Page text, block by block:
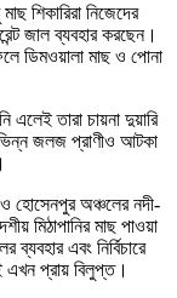
শিকারিরা নিজেদের
জাল ব্যবহার করছেন।
ডিমওয়ালা মাছ ও পোনা
এলেই তারা চায়না দুয়ারি
জলজ প্রাণীও আটকা
হোসেনপুর অঞ্চলের নদী-
মিঠাপানির মাছ পাওয়া
এবং নির্বিচারে
এখন প্রায় বিলুপ্ত।